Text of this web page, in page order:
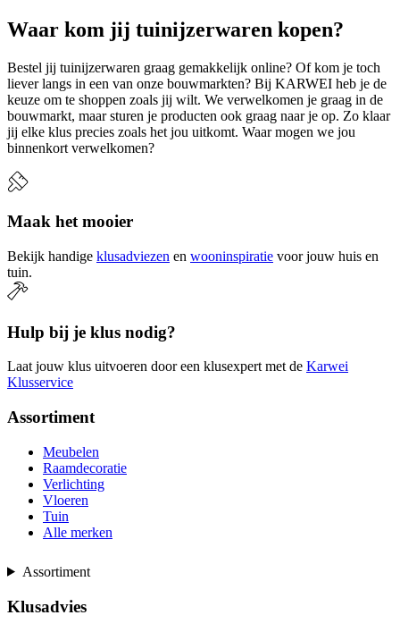
Waar kom jij tuinijzerwaren kopen?
Bestel jij tuinijzerwaren graag gemakkelijk online? Of kom je toch
liever langs in een van onze bouwmarkten? Bij KARWEI heb je de
keuze om te shoppen zoals jij wilt. We verwelkomen je graag in de
bouwmarkt, maar sturen je producten ook graag naar je op. Zo klaar
jij elke klus precies zoals het jou uitkomt. Waar mogen we jou
binnenkort verwelkomen?
Maak het mooier
Bekijk handige klusadviezen en wooninspiratie voor jouw huis en
tuin.
Hulp bij je klus nodig?
Laat jouw klus uitvoeren door een klusexpert met de Karwei
Klusservice
Assortiment
Meubelen
Raamdecoratie
Verlichting
Vloeren
Tuin
Alle merken
Assortiment
Klusadvies